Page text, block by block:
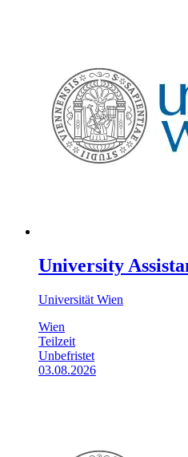
University
Universität Wien
Wien
Teilzeit
Unbefristet
03.08.2026